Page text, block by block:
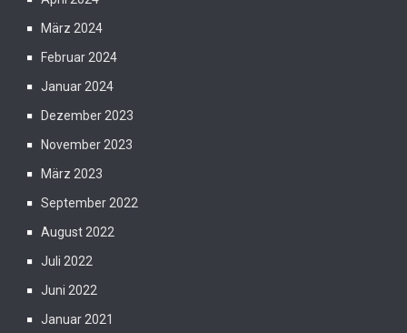
März 2024
Februar 2024
Januar 2024
Dezember 2023
November 2023
März 2023
September 2022
August 2022
Juli 2022
Juni 2022
Januar 2021